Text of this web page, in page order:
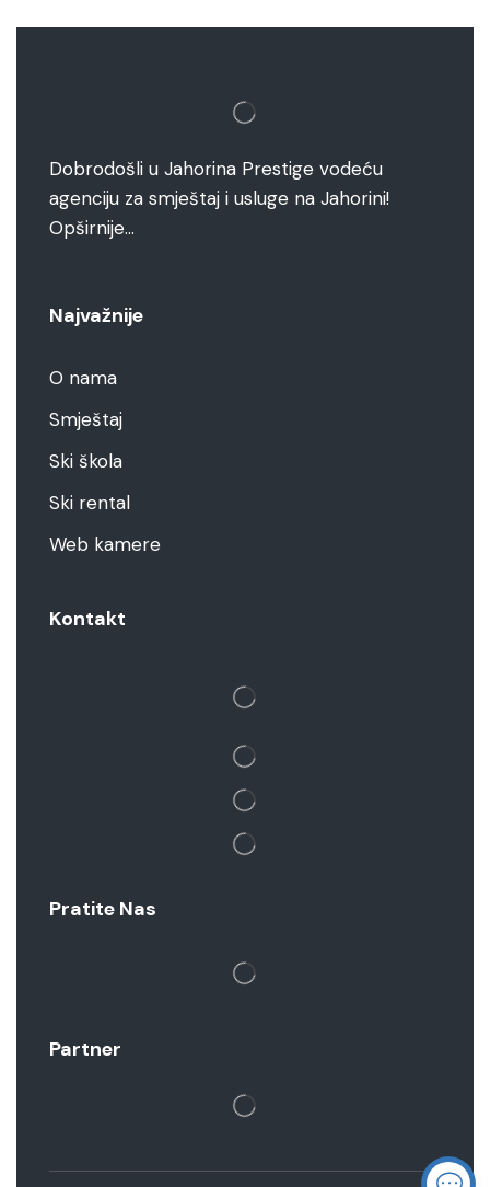
Dobrodošli u Jahorina Prestige vodeću
agenciju za smještaj i usluge na Jahorini!
Opširnije…
Najvažnije
O nama
Smještaj
Ski škola
Ski rental
Web kamere
Kontakt
Pratite Nas
Partner